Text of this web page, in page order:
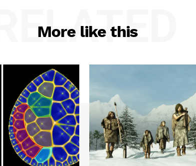
More like this
RELATED